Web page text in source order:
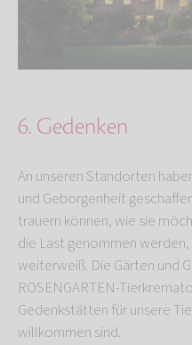
6. Gedenken
An unseren Standorten
und Geborgenheit
trauern können, wie sie
die Last genommen
weiterweiß. Die Gärten und
ROSENGARTEN-
Gedenkstätten für unsere
willkommen sind.